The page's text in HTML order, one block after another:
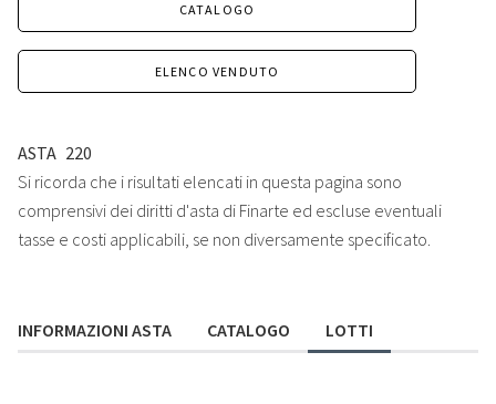
CATALOGO
ELENCO VENDUTO
ASTA 220
Si ricorda che i risultati elencati in questa pagina sono
comprensivi dei diritti d'asta di Finarte ed escluse eventuali
tasse e costi applicabili, se non diversamente specificato.
INFORMAZIONI ASTA CATALOGO LOTTI